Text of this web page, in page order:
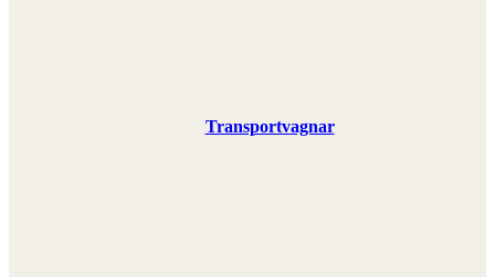
Transportvagnar